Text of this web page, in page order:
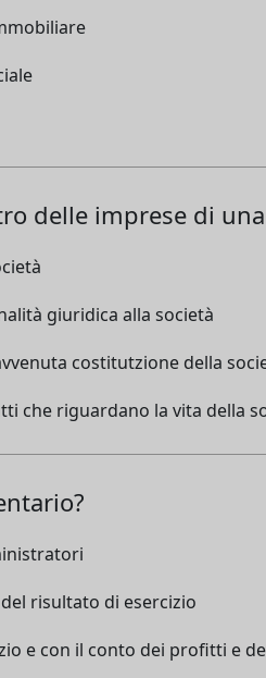
delle imprese di
giuridica alla società
costitutzione della
che riguardano la vita della
risultato di esercizio
e con il conto dei profitti e